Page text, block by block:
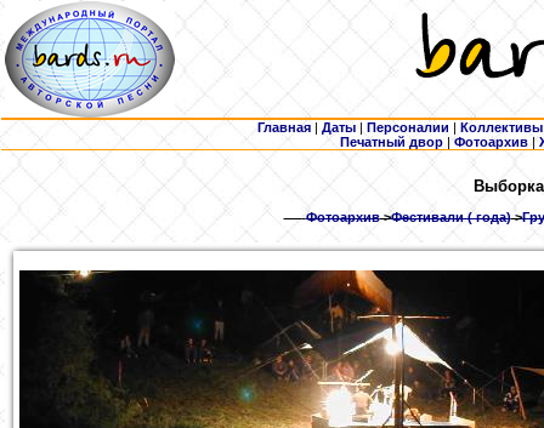
Главная | Даты | Персоналии | Коллективы
Печатный двор |Фотоархив |
Фотоархив>Фестивали ( года)>